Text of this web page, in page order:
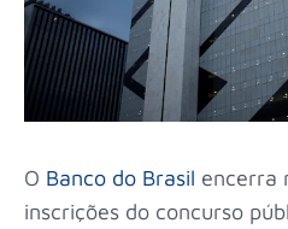
O Banco do Brasil encerra
inscrições do concurso